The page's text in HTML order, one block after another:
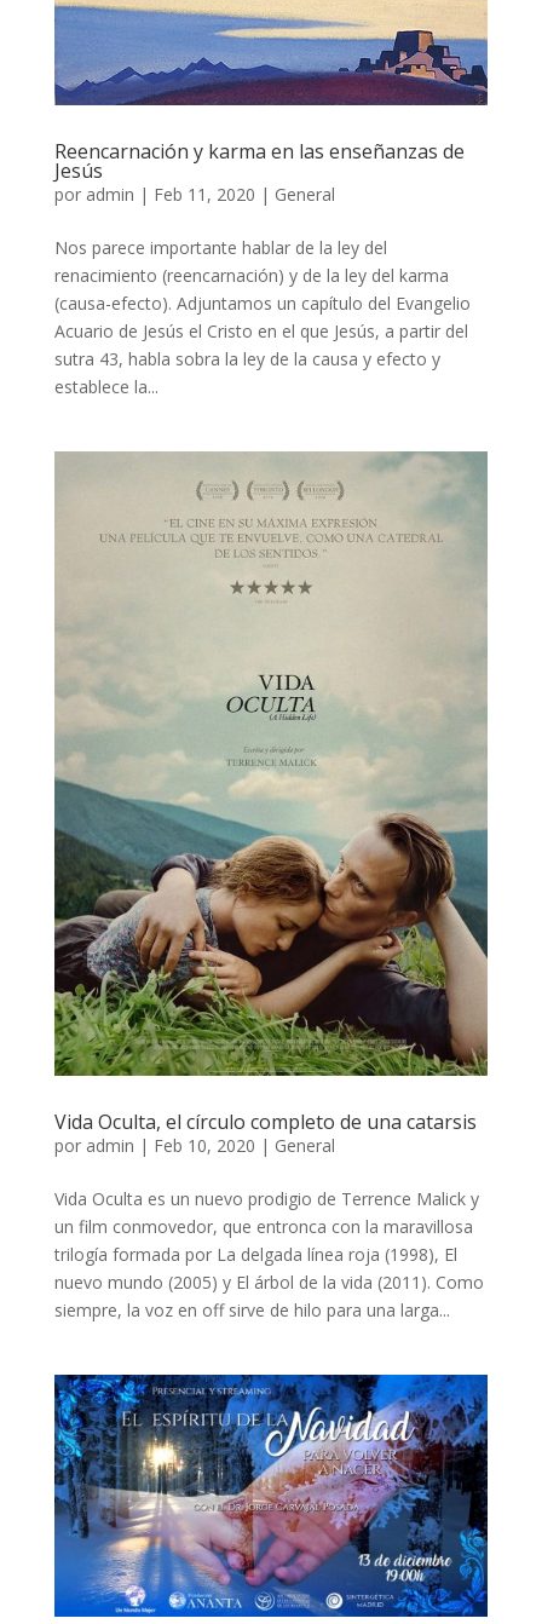
Reencarnación y karma en las enseñanzas de
Jesús
por admin | Feb 11, 2020 | General
Nos parece importante hablar de la ley del
renacimiento (reencarnación) y de la ley del karma
(causa-efecto). Adjuntamos un capítulo del Evangelio
Acuario de Jesús el Cristo en el que Jesús, a partir del
sutra 43, habla sobra la ley de la causa y efecto y
establece la...
Vida Oculta, el círculo completo de una catarsis
por admin | Feb 10, 2020 | General
Vida Oculta es un nuevo prodigio de Terrence Malick y
un film conmovedor, que entronca con la maravillosa
trilogía formada por La delgada línea roja (1998), El
nuevo mundo (2005) y El árbol de la vida (2011). Como
siempre, la voz en off sirve de hilo para una larga...